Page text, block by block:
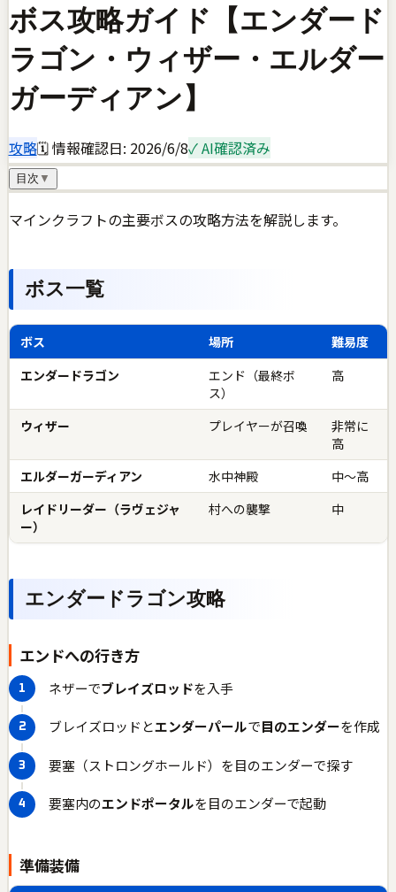
ボス攻略ガイド【エンダード
ラゴン・ウィザー・エルダー
ガーディアン】
攻略🗓 情報確認日: 2026/6/8✓ AI確認済み
目次 ▼
マインクラフトの主要ボスの攻略方法を解説します。
ボス一覧
ボス 場所
難易度
エンダードラゴン
エンド（最終ボ
ス）
高
ウィザー プレイヤーが召喚
非常に
高
エルダーガーディアン
水中神殿
中〜高
レイドリーダー（ラヴェジャ
ー）
村への襲撃 中
エンダードラゴン攻略
エンドへの行き方
ネザーでブレイズロッドを入手
ブレイズロッドとエンダーパールで目のエンダーを作成
要塞（ストロングホールド）を目のエンダーで探す
要塞内のエンドポータルを目のエンダーで起動
準備装備